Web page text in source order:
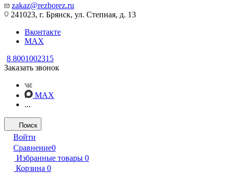
zakaz@rezborez.ru
241023, г. Брянск, ул. Степная, д. 13
Вконтакте
MAX
8 8001002315
Заказать звонок
MAX
...
Поиск
Войти
Сравнение0
Избранные товары 0
Корзина 0